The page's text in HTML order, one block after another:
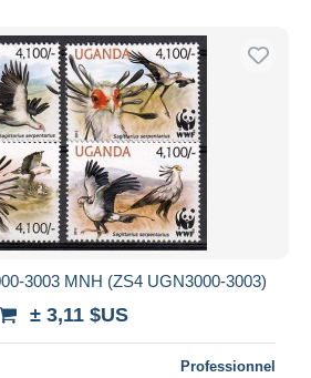
3003 MNH (ZS4 UGN3000-3003)
± 3,11 $US
Professionnel